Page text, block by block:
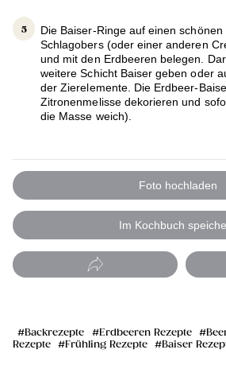
Die Baiser-Ringe auf einen
Schlagobers (oder einer anderen
und mit den Erdbeeren belegen.
weitere Schicht Baiser geben oder
der Zierelemente. Die Erdbeer-
Zitronenmelisse dekorieren und
die Masse weich).
Foto hochladen
Im Kochbuch
Backrezepte Erdbeeren Rezepte
Rezepte
Frühling Rezepte Baiser